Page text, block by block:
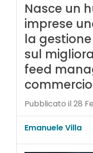
Nasce un
imprese
la
sul
feed
Pubblicato il 28
Emanuele Villa